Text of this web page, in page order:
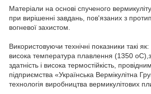
Матеріали на основі спученого
при вирішенні завдань, пов'язаних з
вогневої захистом.
Використовуючи технічні показники такі як:
висока температура плавлення (1350
здатність і висока термостійкість,
підприємства «Українська Вермікулітна
технологія виробництва вермикулітових